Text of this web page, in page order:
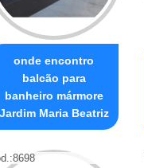
onde encontro
balcão para
banheiro mármore
Jardim Maria Beatriz
8698